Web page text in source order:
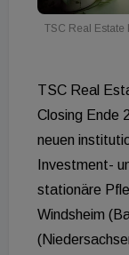
TSC Real Estate
TSC Real
Closing Ende
neuen
Investment-
stationäre
Windsheim